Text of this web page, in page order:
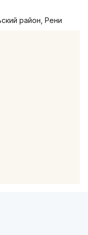
район, Рени